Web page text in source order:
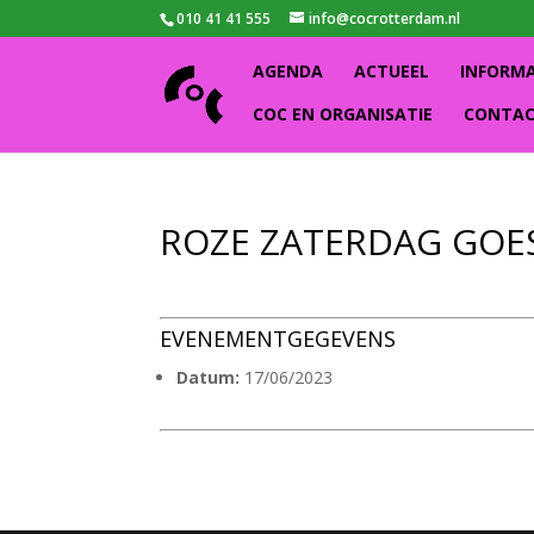
010 41 41 555 info@cocrotterdam.nl
AGENDA ACTUEEL
COC EN ORGANISATIE
ROZE ZATERDAG
EVENEMENTGEGEVENS
Datum: 17/06/2023